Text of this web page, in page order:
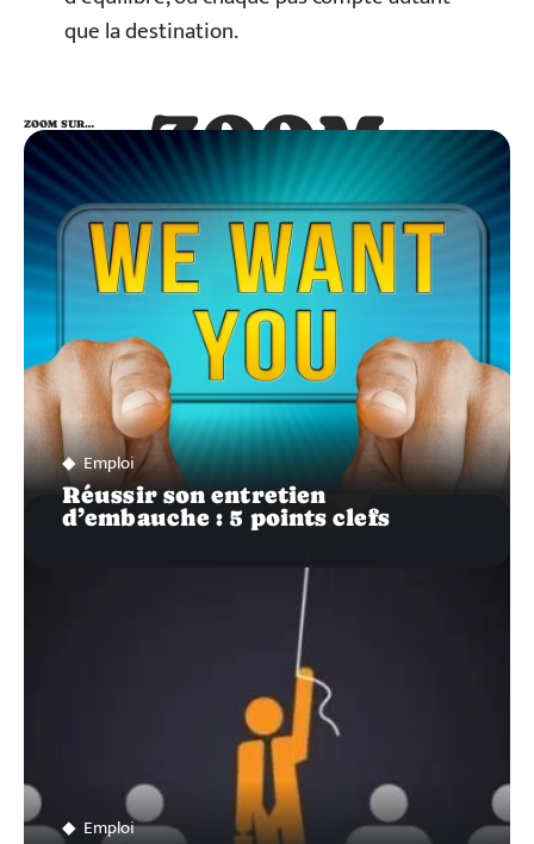
que la destination.
ZOOM
SUR…
ZOOM SUR…
Emploi
Réussir son entretien
d’embauche : 5 points clefs
Emploi